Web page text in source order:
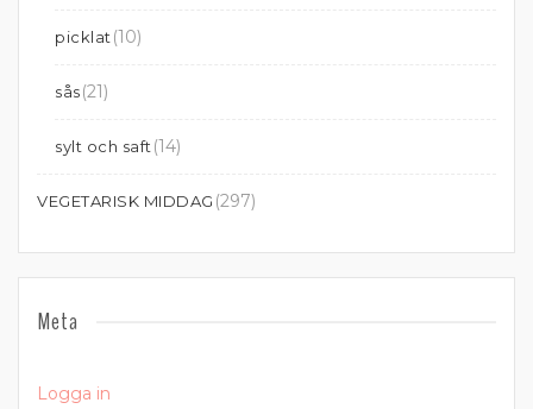
picklat (10)
sås(21)
sylt och saft (14)
VEGETARISK MIDDAG (297)
Meta
Logga in